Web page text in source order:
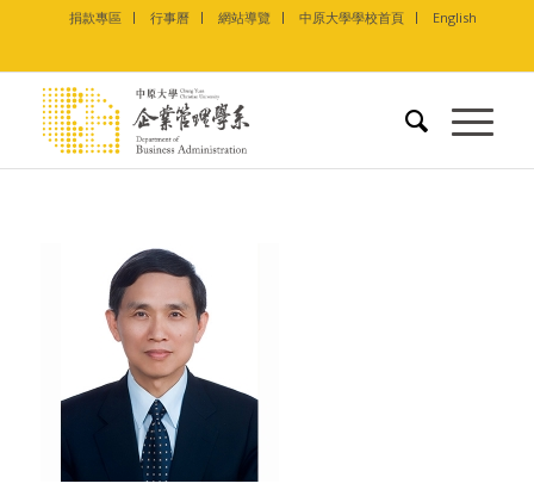
捐款專區 行事曆 網站導覽 中原大學學校首頁 English